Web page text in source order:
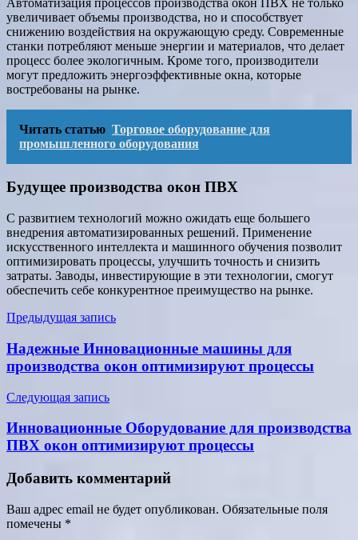
увеличивает объемы производства, но и способствует
снижению воздействия на окружающую среду. Современные
станки потребляют меньше энергии и материалов, что делает
процесс более экологичным. Кроме того, производители
могут предложить энергоэффективные окна, которые
востребованы на рынке.
Читать статью Торговое оборудование для
промышленного оборудования
Будущее производства окон ПВХ
С развитием технологий можно ожидать еще большего
внедрения автоматизированных решений. Применение
искусственного интеллекта и машинного обучения позволит
оптимизировать процессы, улучшить точность и снизить
затраты. Заводы, инвестирующие в эти технологии, смогут
обеспечить себе конкурентное преимущество на рынке.
Навигация
по
записям
Предыдущая запись
Надежные Инновационные машины для
производства окон оптимизируют процессы
Следующая запись
Инновационные Оборудование для производства
ПВХ окон оптимизируют процессы
Добавить комментарий
Ваш адрес email не будет опубликован. Обязательные поля
помечены *